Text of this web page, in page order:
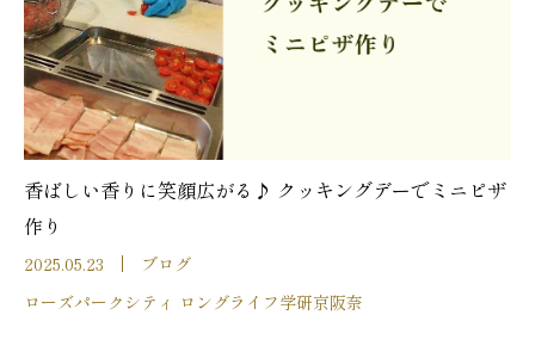
香ばしい香りに笑顔広がる♪ クッキングデーでミニピザ
作り
2025.05.23
ブログ
ローズパークシティ ロングライフ学研京阪奈